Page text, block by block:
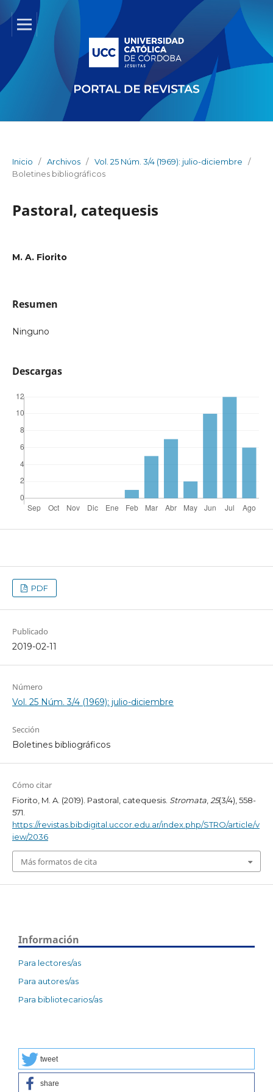
Inicio / Archivos / Vol. 25 Núm. 3/4 (1969): julio-diciembre
/
Boletines bibliográficos
Pastoral, catequesis
M. A. Fiorito
Resumen
Ninguno
Descargas
PDF
Publicado
2019-02-11
Número
Vol. 25 Núm. 3/4 (1969): julio-diciembre
Sección
Boletines bibliográficos
Cómo citar
Fiorito, M. A. (2019). Pastoral, catequesis. Stromata,25(3/4), 558-
571.
https://revistas.bibdigital.uccor.edu.ar/index.php/STRO/article/v
iew/2036
Más formatos de cita
Información
Para lectores/as
Para autores/as
Para bibliotecarios/as
tweet
share